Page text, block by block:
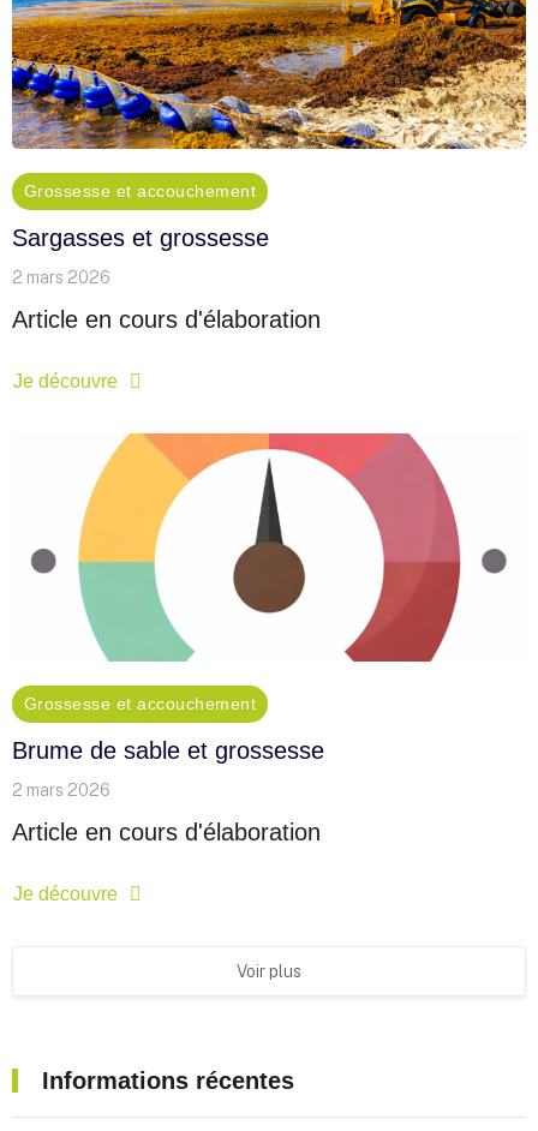
Grossesse et accouchement
Sargasses et grossesse
2 mars 2026
Article en cours d'élaboration
Je découvre
Grossesse et accouchement
Brume de sable et grossesse
2 mars 2026
Article en cours d'élaboration
Je découvre
Voir plus
Informations récentes